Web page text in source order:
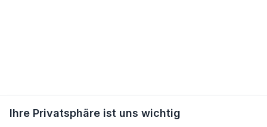
Ihre Privatsphäre ist uns wichtig